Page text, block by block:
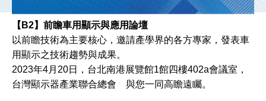
【B2】前瞻車用顯示與應用論壇
以前瞻技術為主要核心，邀請產學界的各方專家，發表車
用顯示之技術趨勢與成果。
2023年4月20日，台北南港展覽館1館四樓402a會議室，
台灣顯示器產業聯合總會 與您一同高瞻遠矚。